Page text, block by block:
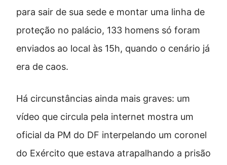
para sair de sua sede e montar uma linha de
proteção no palácio, 133 homens só foram
enviados ao local às 15h, quando o cenário já
era de caos.
Há circunstâncias ainda mais graves: um
vídeo que circula pela internet mostra um
oficial da PM do DF interpelando um coronel
do Exército que estava atrapalhando a prisão